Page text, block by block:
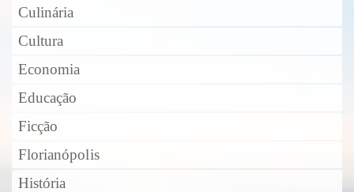
Culinária
Cultura
Economia
Educação
Ficção
Florianópolis
História